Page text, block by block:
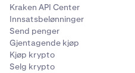
5
21-100
1 600 000 VET
Kraken API Center
Innsatsbelønninger
Send penger
Gjentagende kjøp
Kjøp krypto
Selg krypto